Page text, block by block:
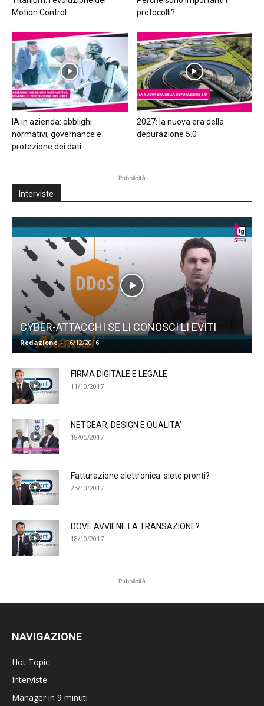
Motion Control
protocolli?
IA in azienda: obblighi
normativi, governance e
protezione dei dati
2027: la nuova era della
depurazione 5.0
Pubblicità
Interviste
CYBER-ATTACCHI SE LI CONOSCI LI EVITI
Redazione - 16/12/2016
FIRMA DIGITALE E LEGALE
11/10/2017
NETGEAR, DESIGN E QUALITA’
18/05/2017
Fatturazione elettronica: siete pronti?
25/10/2017
DOVE AVVIENE LA TRANSAZIONE?
18/10/2017
Pubblicità
NAVIGAZIONE
Hot Topic
Interviste
Manager in 9 minuti